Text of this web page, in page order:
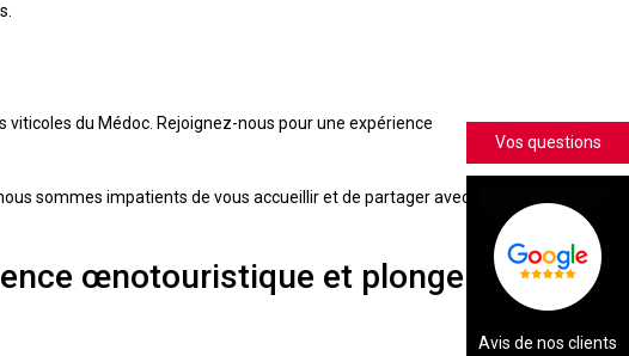
du Médoc. Rejoignez-nous pour une expérience
sommes impatients de vous accueillir et de partager avec
œnotouristique et plonger
Vos questions
Avis de nos clients